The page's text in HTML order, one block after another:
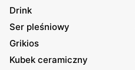
Drink
Ser pleśniowy
Grikios
Kubek ceramiczny